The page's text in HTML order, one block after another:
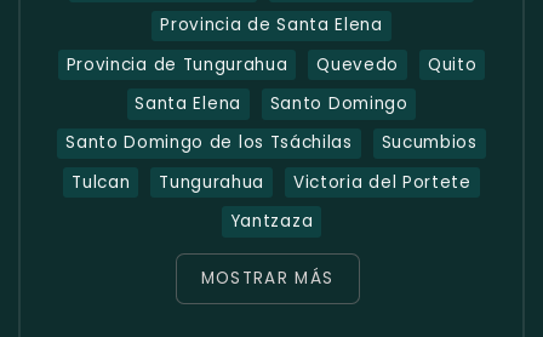
Provincia de Santa Elena
Provincia de Tungurahua
Quevedo
Quito
Santa Elena
Santo Domingo
Santo Domingo de los Tsáchilas
Sucumbios
Tulcan
Tungurahua
Victoria del Portete
Yantzaza
MOSTRAR MÁS